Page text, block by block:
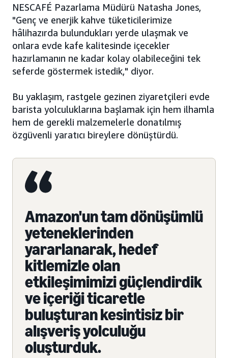
NESCAFÉ Pazarlama Müdürü Natasha Jones,
"Genç ve enerjik kahve tüketicilerimize
hâlihazırda bulundukları yerde ulaşmak ve
onlara evde kafe kalitesinde içecekler
hazırlamanın ne kadar kolay olabileceğini tek
seferde göstermek istedik," diyor.
Bu yaklaşım, rastgele gezinen ziyaretçileri evde
barista yolculuklarına başlamak için hem ilhamla
hem de gerekli malzemelerle donatılmış
özgüvenli yaratıcı bireylere dönüştürdü.
Amazon'un tam dönüşümlü
yeteneklerinden
yararlanarak, hedef
kitlemizle olan
etkileşimimizi güçlendirdik
ve içeriği ticaretle
buluşturan kesintisiz bir
alışveriş yolculuğu
oluşturduk.